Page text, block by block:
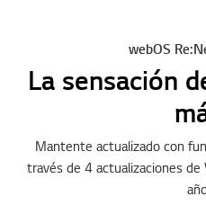
webOS
La sensación
Mantente actualizado con
través de 4 actualizaciones